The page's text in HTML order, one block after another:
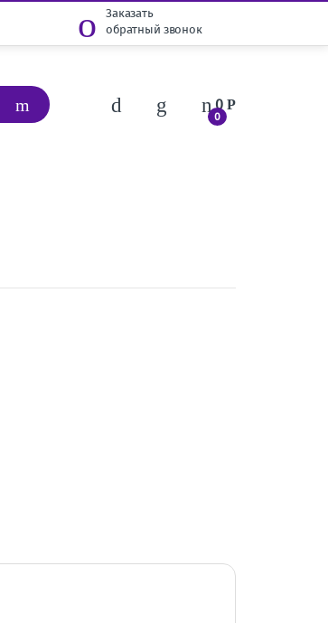
Заказать
обратный звонок
0
0Р